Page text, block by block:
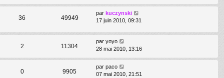
36 49949
par kuczynski
17 juin 2010, 09:31
2 11304
par yoyo
28 mai 2010, 13:16
0 9905
par paco
07 mai 2010, 21:51